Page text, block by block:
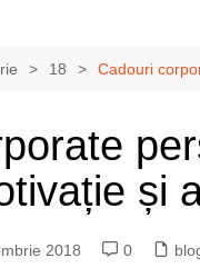
18 Cadouri
și
2018 0